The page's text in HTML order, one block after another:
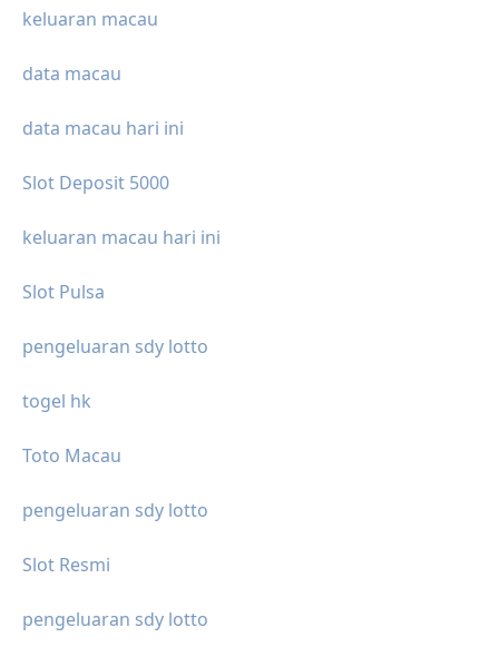
keluaran macau
data macau
data macau hari ini
Slot Deposit 5000
keluaran macau hari ini
Slot Pulsa
pengeluaran sdy lotto
togel hk
Toto Macau
pengeluaran sdy lotto
Slot Resmi
pengeluaran sdy lotto